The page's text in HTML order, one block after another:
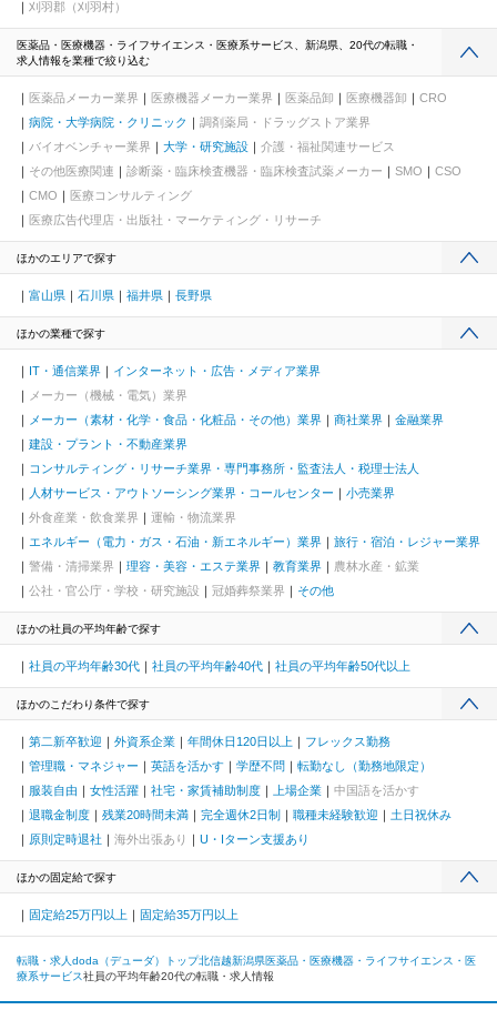
刈羽郡（刈羽村）
医薬品・医療機器・ライフサイエンス・医療系サービス、新潟県、20代の転職・
求人情報を業種で絞り込む
医薬品メーカー業界 医療機器メーカー業界 医薬品卸 医療機器卸
CRO
病院・大学病院・クリニック
調剤薬局・ドラッグストア業界
バイオベンチャー業界
大学・研究施設
介護・福祉関連サービス
その他医療関連
診断薬・臨床検査機器・臨床検査試薬メーカー SMO
CSO
CMO
医療コンサルティング
医療広告代理店・出版社・マーケティング・リサーチ
ほかのエリアで探す
富山県 石川県 福井県 長野県
ほかの業種で探す
IT・通信業界
インターネット・広告・メディア業界
メーカー（機械・電気）業界
メーカー（素材・化学・食品・化粧品・その他）業界
商社業界
金融業界
建設・プラント・不動産業界
コンサルティング・リサーチ業界・専門事務所・監査法人・税理士法人
人材サービス・アウトソーシング業界・コールセンター
小売業界
外食産業・飲食業界
運輸・物流業界
エネルギー（電力・ガス・石油・新エネルギー）業界
旅行・宿泊・レジャー業界
警備・清掃業界
理容・美容・エステ業界 教育業界
農林水産・鉱業
公社・官公庁・学校・研究施設
冠婚葬祭業界 その他
ほかの社員の平均年齢で探す
社員の平均年齢30代 社員の平均年齢40代 社員の平均年齢50代以上
ほかのこだわり条件で探す
第二新卒歓迎 外資系企業 年間休日120日以上
フレックス勤務
管理職・マネジャー
英語を活かす 学歴不問
転勤なし（勤務地限定）
服装自由
女性活躍 社宅・家賃補助制度 上場企業
中国語を活かす
退職金制度
残業20時間未満 完全週休2日制 職種未経験歓迎
土日祝休み
原則定時退社
海外出張あり U・Iターン支援あり
ほかの固定給で探す
固定給25万円以上 固定給35万円以上
転職・求人doda（デューダ）トップ北信越新潟県医薬品・医療機器・ライフサイエンス・医
療系サービス社員の平均年齢20代の転職・求人情報